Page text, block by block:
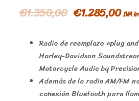
€1.350,00 €1.285,00IVA
Radio de reemplazo «plug
Harley-Davidson
Motorcycle Audio by
Además de la radio AM/FM
conexión Bluetooth para